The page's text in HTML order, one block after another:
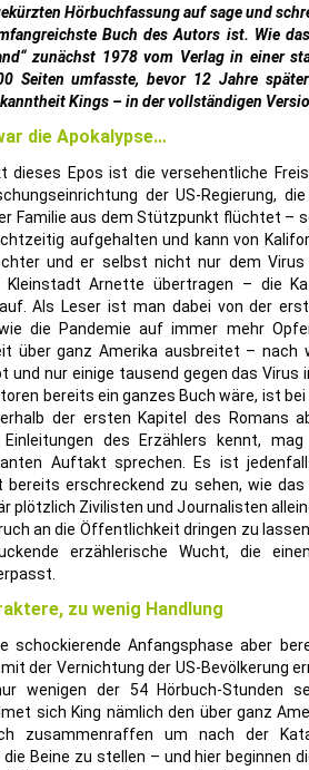
Hörbuchfassung auf sage und
Buch des Autors ist. Wie
zunächst 1978 vom Verlag in einer
Seiten umfasste, bevor 12 Jahre
Kings – in der vollständigen
die Apokalypse…
dieses Epos ist die versehentliche
der US-Regierung,
Familie aus dem Stützpunkt flüchtet –
aufgehalten und kann von
und er selbst nicht nur dem
Kleinstadt Arnette übertragen – die
Als Leser ist man dabei von der
die Pandemie auf immer mehr
über ganz Amerika ausbreitet – nach
und nur einige tausend gegen das
bereits ein ganzes Buch wäre, ist
der ersten Kapitel des Romans
Einleitungen des Erzählers kennt,
Auftakt sprechen. Es ist
erschreckend zu sehen, wie
plötzlich Zivilisten und Journalisten
an die Öffentlichkeit dringen zu
erzählerische Wucht, die
zu wenig Handlung
schockierende Anfangsphase aber
mit der Vernichtung der US-Bevölkerung
wenigen der 54 Hörbuch-Stunden
sich King nämlich den über ganz
zusammenraffen um nach der
Beine zu stellen – und hier beginnen